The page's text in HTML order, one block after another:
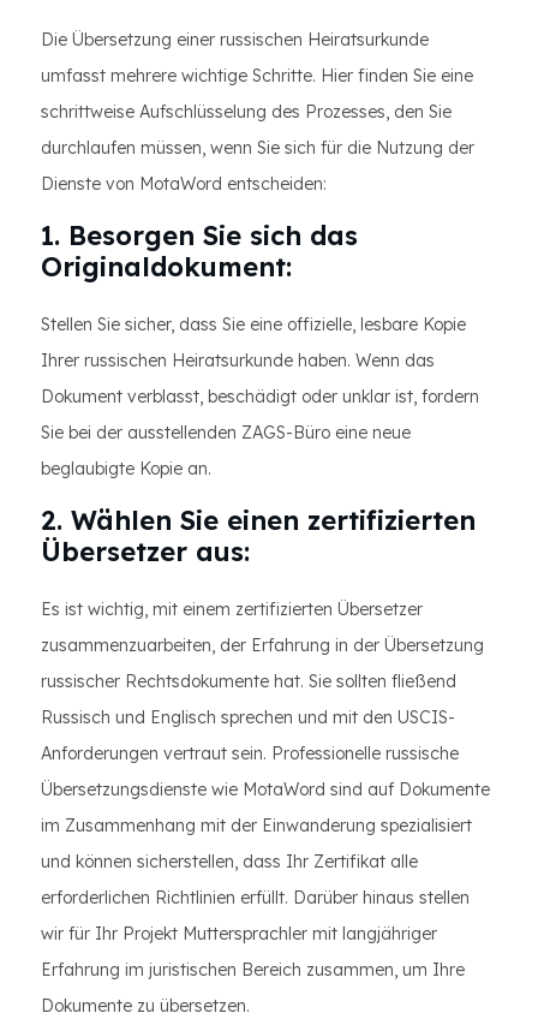
Die Übersetzung einer russischen Heiratsurkunde
umfasst mehrere wichtige Schritte. Hier finden Sie eine
schrittweise Aufschlüsselung des Prozesses, den Sie
durchlaufen müssen, wenn Sie sich für die Nutzung der
Dienste von MotaWord entscheiden:
1. Besorgen Sie sich das
Originaldokument:
Stellen Sie sicher, dass Sie eine offizielle, lesbare Kopie
Ihrer russischen Heiratsurkunde haben. Wenn das
Dokument verblasst, beschädigt oder unklar ist, fordern
Sie bei der ausstellenden ZAGS-Büro eine neue
beglaubigte Kopie an.
2. Wählen Sie einen zertifizierten
Übersetzer aus:
Es ist wichtig, mit einem zertifizierten Übersetzer
zusammenzuarbeiten, der Erfahrung in der Übersetzung
russischer Rechtsdokumente hat. Sie sollten fließend
Russisch und Englisch sprechen und mit den USCIS-
Anforderungen vertraut sein. Professionelle russische
Übersetzungsdienste wie MotaWord sind auf Dokumente
im Zusammenhang mit der Einwanderung spezialisiert
und können sicherstellen, dass Ihr Zertifikat alle
erforderlichen Richtlinien erfüllt. Darüber hinaus stellen
wir für Ihr Projekt Muttersprachler mit langjähriger
Erfahrung im juristischen Bereich zusammen, um Ihre
Dokumente zu übersetzen.